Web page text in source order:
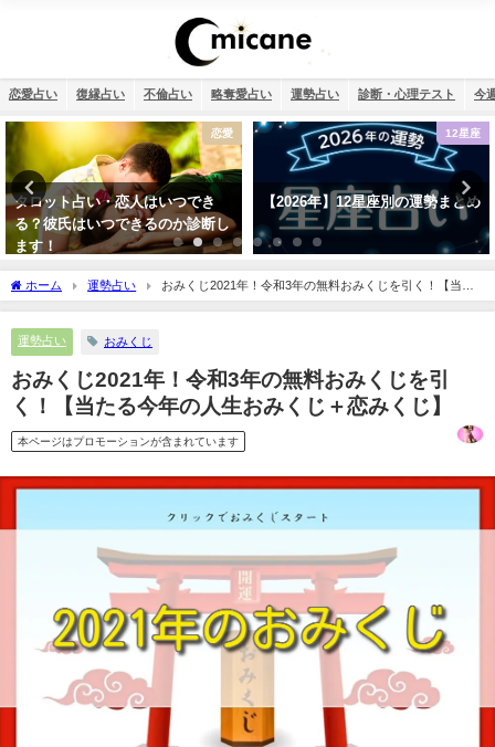
恋愛占い 復縁占い 不倫占い 略奪愛占い 運勢占い 診断・心理テスト 今
12星座
【2026年】12星座別の運勢まとめ
恋愛
誕生日占い・運命の人を顔画像付
きで完全無料で鑑定します！
ホーム 運勢占い
おみくじ2021年！令和3年の無料おみくじを引く！【当た
る今年の人生おみくじ＋恋みくじ】
運勢占い おみくじ
おみくじ2021年！令和3年の無料おみくじを引
く！【当たる今年の人生おみくじ＋恋みくじ】
本ページはプロモーションが含まれています